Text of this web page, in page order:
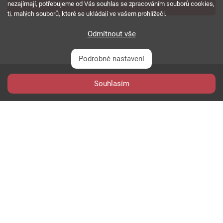
PŘIHLÁSIT SE
nezajímají, potřebujeme od Vás souhlas se zpracováním souborů cookies,
tj. malých souborů, které se ukládají ve vašem prohlížeči.
Odmítnout vše
Podrobné nastavení
Souhlasím